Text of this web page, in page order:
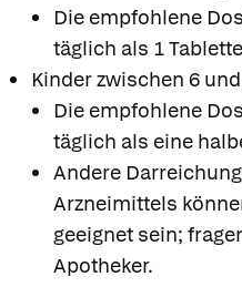
Die empfohlene
täglich als 1 Tablette
Kinder zwischen 6
Die empfohlene
täglich als eine
Andere
Arzneimittels
geeignet sein;
Apotheker.